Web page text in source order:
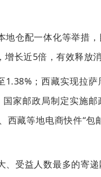
地仓配一体化等举措
长近5倍，有效释放消
；西藏实现拉萨
家邮政局制定实施邮
西藏等地电商快件“包
、受益人数最多的寄